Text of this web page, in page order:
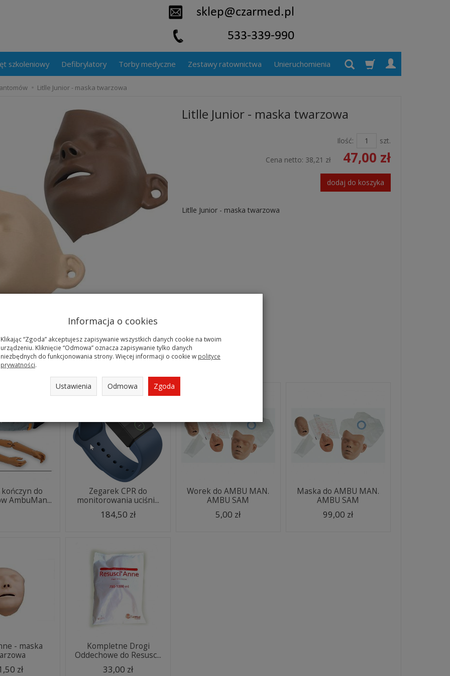
szkoleniowy Defibrylatory Torby medyczne Zestawy ratownictwa Unieruchomienia
Litlle Junior - maska twarzowa
Litlle Junior - maska twarzowa
Ilość:
szt.
Cena netto: 38,21 zł 47,00 zł
dodaj do koszyka
Litlle Junior - maska twarzowa
twarzowa
do
AmbuMan...
Zegarek CPR do
monitorowania uciśni...
184,50 zł
Worek do AMBU MAN.
AMBU SAM
5,00 zł
Maska do AMBU MAN.
AMBU SAM
99,00 zł
- maska
zł
Kompletne Drogi
Oddechowe do Resusc...
33,00 zł
Informacja o cookies
Klikając “Zgoda” akceptujesz zapisywanie wszystkich danych cookie na twoim
urządzeniu. Kliknięcie “Odmowa” oznacza zapisywanie tylko danych
niezbędnych do funkcjonowania strony. Więcej informacji o cookie w polityce
prywatności.
Ustawienia Odmowa Zgoda